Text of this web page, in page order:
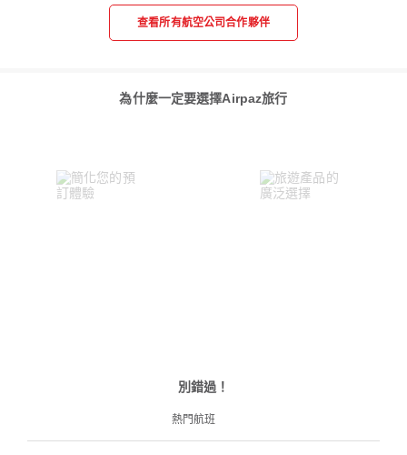
查看所有航空公司合作夥伴
為什麼一定要選擇Airpaz旅行
別錯過！
熱門航班